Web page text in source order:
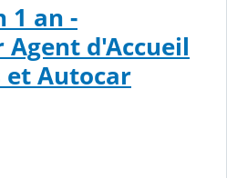
1 an -
Agent d'Accueil
et Autocar